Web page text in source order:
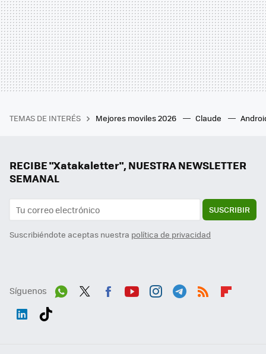
TEMAS DE INTERÉS Mejores moviles 2026 Claude
RECIBE "Xatakaletter", NUESTRA NEWSLETTER
SEMANAL
SUSCRIBIR
Suscribiéndote aceptas nuestra política de privacidad
Síguenos